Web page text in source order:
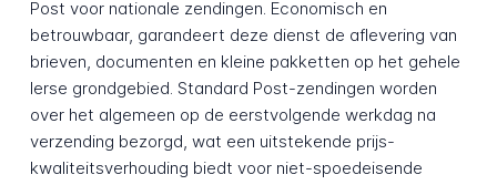
Post voor nationale zendingen. Economisch en
betrouwbaar, garandeert deze dienst de aflevering van
brieven, documenten en kleine pakketten op het gehele
Ierse grondgebied. Standard Post-zendingen worden
over het algemeen op de eerstvolgende werkdag na
verzending bezorgd, wat een uitstekende prijs-
kwaliteitsverhouding biedt voor niet-spoedeisende